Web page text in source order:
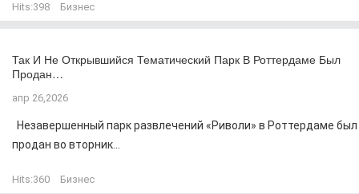
Hits:398 Бизнес
Так И Не Открывшийся Тематический Парк В Роттердаме Был
Продан…
апр 26,2026
Незавершенный парк развлечений «Риволи» в Роттердаме был
продан во вторник...
Hits:360 Бизнес